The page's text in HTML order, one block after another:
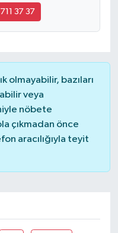
37 37
olmayabilir, bazıları
veya
nöbete
çıkmadan önce
aracılığıyla teyit